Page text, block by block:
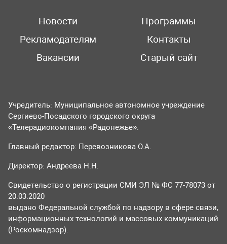
Новости
Программы
Рекламодателям
Контакты
Вакансии
Старый сайт
Учредитель: Муниципальное автономное учреждение
Сергиево-Посадского городского округа
«Телерадиокомпания «Радонежье».
Главный редактор: Перевозникова О.А.
Директор: Андреева Н.Н.
Свидетельство о регистрации СМИ ЭЛ № ФС 77-78073 от
20.03.2020
выдано Федеральной службой по надзору в сфере связи,
информационных технологий и массовых коммуникаций
(Роскомнадзор).